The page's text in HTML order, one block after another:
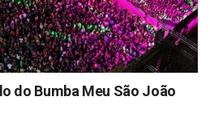
do Bumba Meu São João